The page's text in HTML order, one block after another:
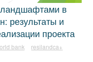
ландшафтами в
результаты и
проекта
bank
resilandca+